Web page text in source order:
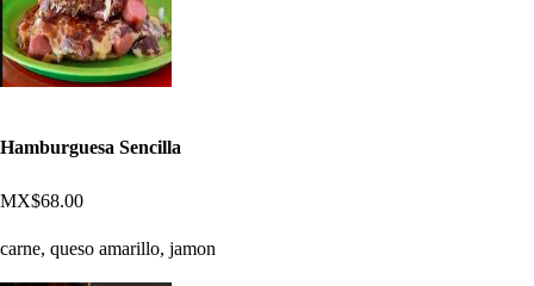
Hamburguesa Sencilla
MX$68.00
carne, queso amarillo, jamon